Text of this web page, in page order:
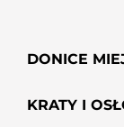
DONICE
KRATY I